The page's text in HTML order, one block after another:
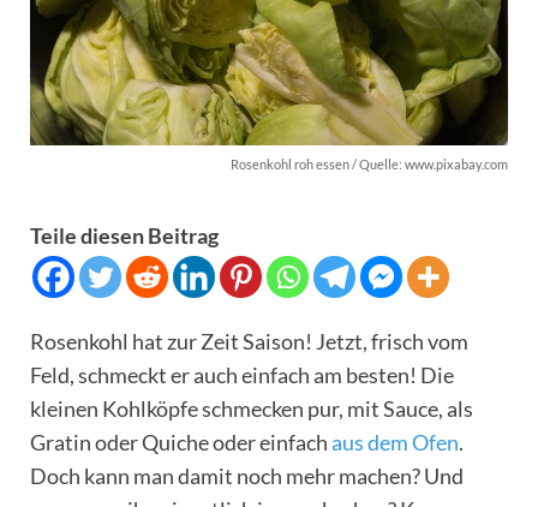
Rosenkohl roh essen / Quelle: www.pixabay.com
Teile diesen Beitrag
Rosenkohl hat zur Zeit Saison! Jetzt, frisch vom
Feld, schmeckt er auch einfach am besten! Die
kleinen Kohlköpfe schmecken pur, mit Sauce, als
Gratin oder Quiche oder einfachaus dem Ofen.
Doch kann man damit noch mehr machen? Und